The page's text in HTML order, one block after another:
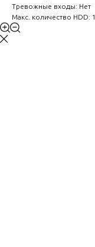
Тревожные входы: Нет
Макс. количество HDD: 1